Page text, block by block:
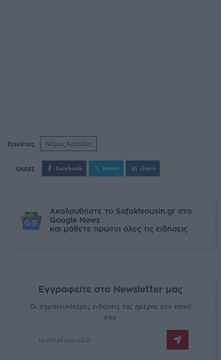
Ετικέτες Νόμος Κατσέλη
facebook tweet share
Ακολουθήστε το Sofokleousin.gr στο
Google News
και μάθετε πρώτοι όλες τις ειδήσεις
Εγγραφείτε στο Newsletter μας
Οι σημαντικότερες ειδήσεις της ημέρας στο email
σου